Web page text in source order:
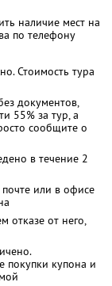
наличие мест на
по телефону
Стоимость тура
документов,
55% за тур, а
сообщите о
в течение 2
или в офисе
отказе от него,
покупки купона и